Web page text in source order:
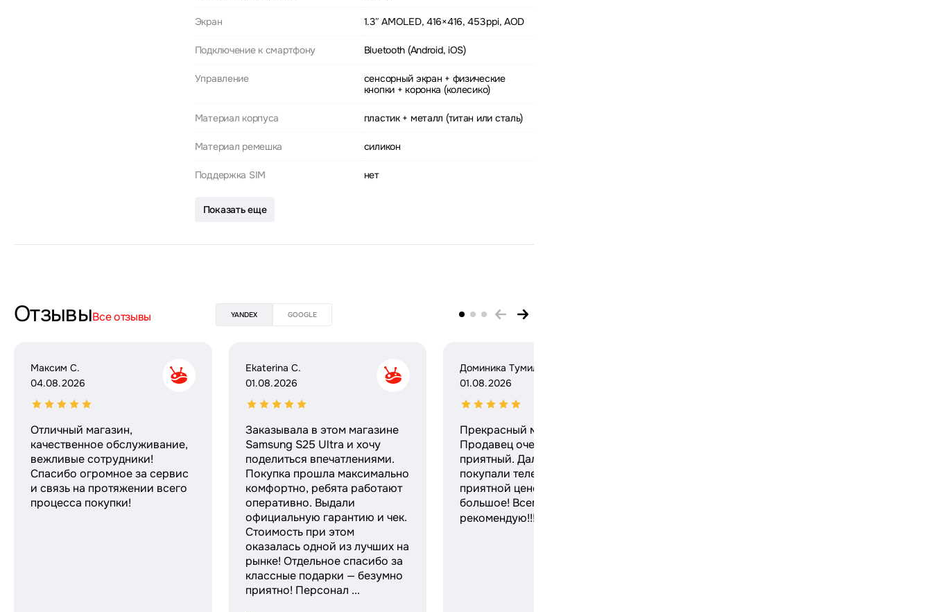
Экран 1.3″ AMOLED, 416×416, 453 ppi, AOD
Подключение к смартфону Bluetooth (Android, iOS)
Управление
сенсорный экран + физические
кнопки + коронка (колесико)
Материал корпуса пластик + металл (титан или сталь)
Материал ремешка силикон
Поддержка SIM нет
Показать еще
ОтзывыВсе отзывы YANDEX GOOGLE
Максим С.
04.08.2026
Отличный магазин,
качественное обслуживание,
вежливые сотрудники!
Спасибо огромное за сервис
и связь на протяжении всего
процесса покупки!
Ekaterina C.
01.08.2026
Заказывала в этом магазине
Samsung S25 Ultra и хочу
поделиться впечатлениями.
Покупка прошла максимально
комфортно, ребята работают
оперативно. Выдали
официальную гарантию и чек.
Стоимость при этом
оказалась одной из лучших на
рынке! Отдельное спасибо за
классные подарки — безумно
приятно! Персонал ...
Доминика Тумило
01.08.2026
Прекрасный магазин.
Продавец очень вежливый и
приятный. Дали гарантию,
покупали телефон по очень
приятной цене. Спасибо
большое! Всем очень
рекомендую!!! 😇❤️❤️